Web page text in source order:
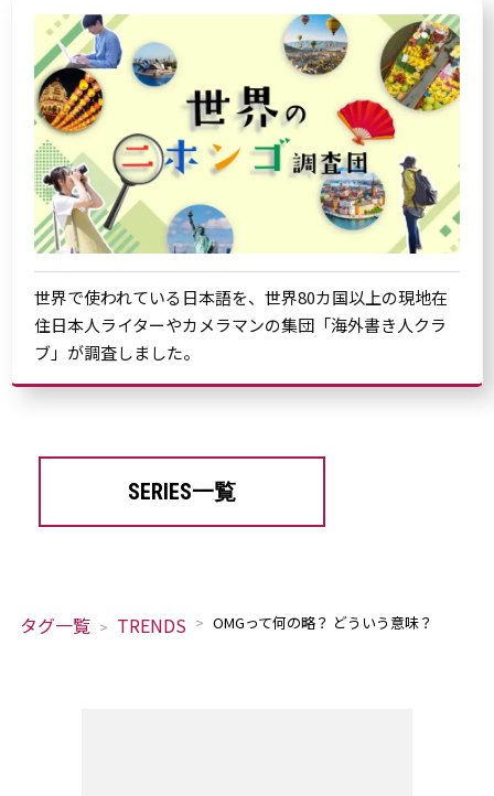
世界で使われている日本語を、世界80カ国以上の現地在
住日本人ライターやカメラマンの集団「海外書き人クラ
ブ」が調査しました。
SERIES一覧
タグ一覧 TRENDS OMGって何の略？ どういう意味？